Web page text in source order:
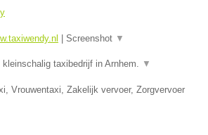
Screenshot ▼
taxibedrijf in Arnhem. ▼
Vrouwentaxi, Zakelijk vervoer, Zorgvervoer